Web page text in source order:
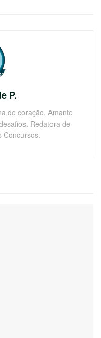
P.
de coração. Amante
Redatora de
Concursos.